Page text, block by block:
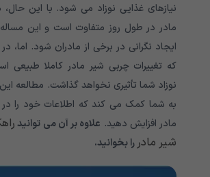
نیازهای غذایی نوزاد می شود. با این حال،
مادر در طول روز متفاوت است و این
ایجاد نگرانی در برخی از مادران شود. اما، در
که تغییرات چربی شیر مادر کاملا طبیعی
نوزاد شما تأثیری نخواهد گذاشت. مطالعه این
به شما کمک می کند که اطلاعات خود را
مادر افزایش دهید. علاوه بر آن می توانید
شیر مادررا بخوانید.